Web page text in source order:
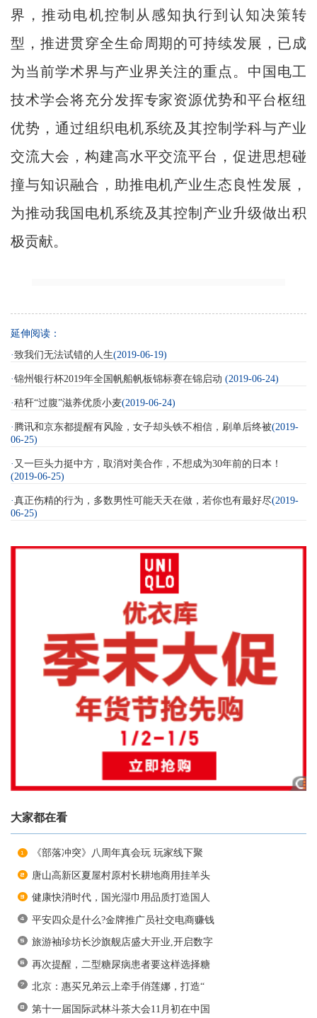
界，推动电机控制从感知执行到认知决策转
型，推进贯穿全生命周期的可持续发展，已成
为当前学术界与产业界关注的重点。中国电工
技术学会将充分发挥专家资源优势和平台枢纽
优势，通过组织电机系统及其控制学科与产业
交流大会，构建高水平交流平台，促进思想碰
撞与知识融合，助推电机产业生态良性发展，
为推动我国电机系统及其控制产业升级做出积
极贡献。
延伸阅读：
·致我们无法试错的人生(2019-06-19)
·锦州银行杯2019年全国帆船帆板锦标赛在锦启动 (2019-06-24)
·秸秆“过腹”滋养优质小麦(2019-06-24)
· 腾讯和京东都提醒有风险，女子却头铁不相信，刷单后终被(2019-
06-25)
· 又一巨头力挺中方，取消对美合作，不想成为30年前的日本！
(2019-06-25)
·真正伤精的行为，多数男性可能天天在做，若你也有最好尽(2019-
06-25)
大家都在看
《部落冲突》八周年真会玩 玩家线下聚
唐山高新区夏屋村原村长耕地商用挂羊头
健康快消时代，国光湿巾用品质打造国人
平安四众是什么?金牌推广员社交电商赚钱
旅游袖珍坊长沙旗舰店盛大开业,开启数字
再次提醒，二型糖尿病患者要这样选择糖
北京：惠买兄弟云上牵手俏莲娜，打造“
第十一届国际武林斗茶大会11月初在中国